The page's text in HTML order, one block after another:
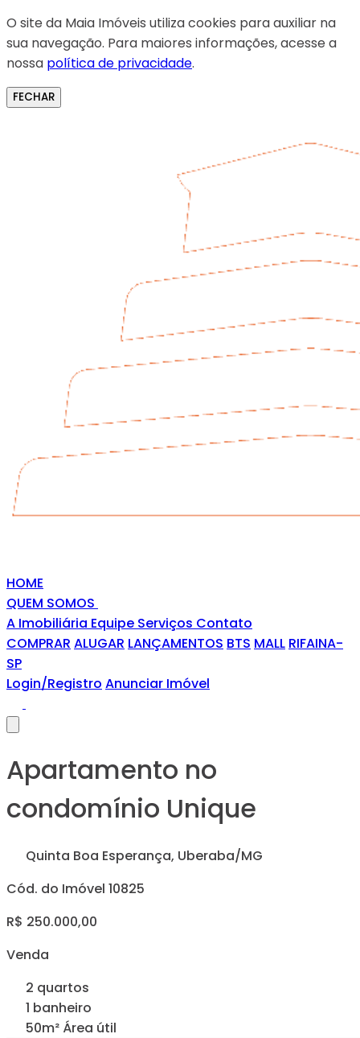
O site da Maia Imóveis utiliza cookies para auxiliar na
sua navegação. Para maiores informações, acesse a
nossa política de privacidade.
FECHAR
HOME
QUEM SOMOS
A Imobiliária Equipe Serviços Contato
COMPRAR ALUGAR LANÇAMENTOS BTS MALL RIFAINA-
SP
Login/Registro Anunciar Imóvel
Apartamento no
condomínio Unique
Quinta Boa Esperança, Uberaba/MG
Cód. do Imóvel 10825
R$ 250.000,00
Venda
2 quartos
1 banheiro
50m² Área útil